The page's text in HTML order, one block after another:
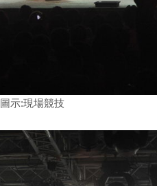
圖示:現場競技